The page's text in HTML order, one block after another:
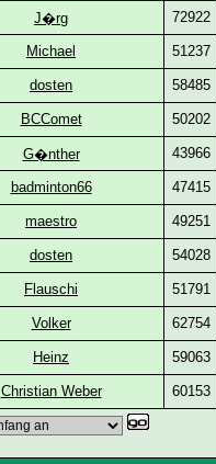
J�rg 72922
Michael 51237
dosten 58485
BCComet 50202
G�nther 43966
badminton66 47415
maestro 49251
dosten 54028
Flauschi 51791
Volker 62754
Heinz 59063
Christian Weber 60153